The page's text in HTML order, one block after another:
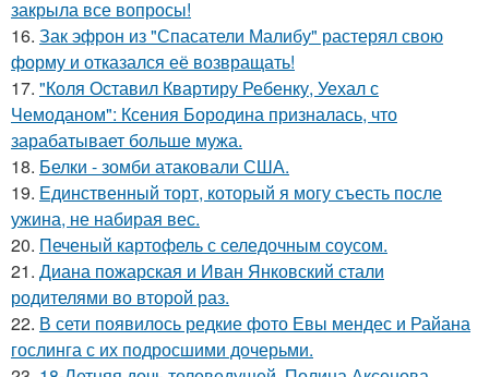
закрыла все вопросы!
16. Зак эфрон из "Спасатели Малибу" растерял свою
форму и отказался её возвращать!
17. "Коля Оставил Квартиру Ребенку, Уехал с
Чемоданом": Ксения Бородина призналась, что
зарабатывает больше мужа.
18. Белки - зомби атаковали США.
19. Единственный торт, который я могу съесть после
ужина, не набирая вес.
20. Печеный картофель с селедочным соусом.
21. Диана пожарская и Иван Янковский стали
родителями во второй раз.
22. В сети появилось редкие фото Евы мендес и Райана
гослинга с их подросшими дочерьми.